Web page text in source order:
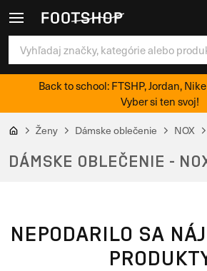
Back to school: FTSHP, Jordan,
Vyber si ten svoj!
Ženy Dámske oblečenie NOX
DÁMSKE OBLEČENIE -
NEPODARILO SA